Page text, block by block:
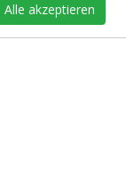
Alle akzeptieren